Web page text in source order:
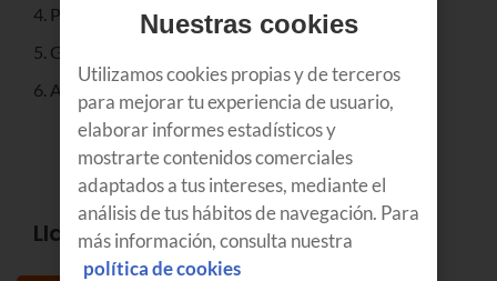
Protección de servicios críticos.
Generación de informes de tráfico y de incidencias.
Aprendizaje continuado.
Llama al 1771 y protégete
Nuestras cookies
Utilizamos cookies propias y de terceros
para mejorar tu experiencia de usuario,
elaborar informes estadísticos y
mostrarte contenidos comerciales
adaptados a tus intereses, mediante el
análisis de tus hábitos de navegación. Para
más información, consulta nuestra
política de cookies